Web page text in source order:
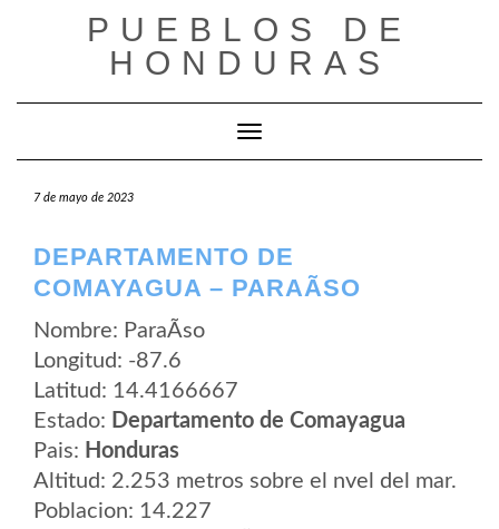
PUEBLOS DE
HONDURAS
Cambiar modo de navegación
7 de mayo de 2023
DEPARTAMENTO DE
COMAYAGUA – PARAÃ­SO
Nombre: ParaÃ­so
Longitud: -87.6
Latitud: 14.4166667
Estado: Departamento de Comayagua
Pais: Honduras
Altitud: 2.253 metros sobre el nvel del mar.
Poblacion: 14.227